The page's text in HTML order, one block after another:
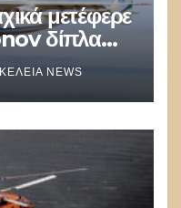
μετέφερε
δίπλα
drone στη
NEWS